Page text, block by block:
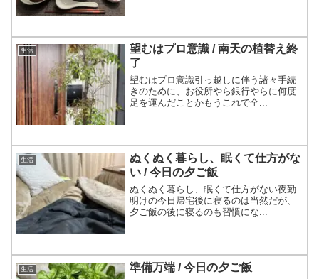
生活
望むはプロ意識 / 南天の植替え終
了
望むはプロ意識引っ越しに伴う諸々手続
きのために、お役所やら銀行やらに何度
足を運んだことかもうこれで全...
生活
ぬくぬく暮らし、眠くて仕方がな
い / 今日の夕ご飯
ぬくぬく暮らし、眠くて仕方がない夜勤
明けの今日帰宅後に寝るのは当然だが、
夕ご飯の後に寝るのも習慣にな...
生活 準備万端 / 今日の夕ご飯